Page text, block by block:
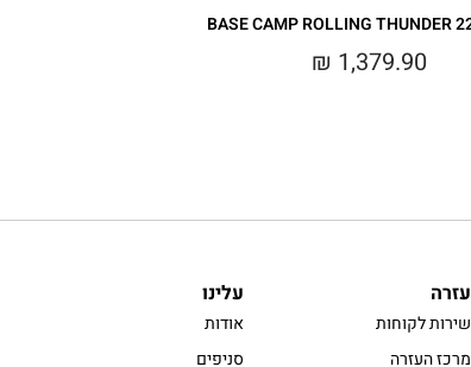
₪ 1,379.90
עזרה
שירות לקוחות
מרכז העזרה
עלינו
אודות
סניפים